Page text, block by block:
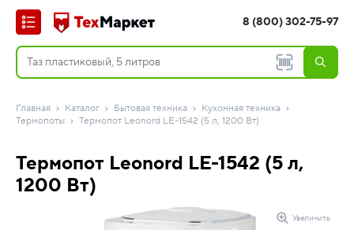
8 (800) 302-75-97
Главная Каталог Бытовая техника
Кухонная техника
Термопоты
Термопот Leonord LE-1542 (5 л, 1200 Вт)
Термопот Leonord LE-1542 (5 л,
1200 Вт)
Увеличить